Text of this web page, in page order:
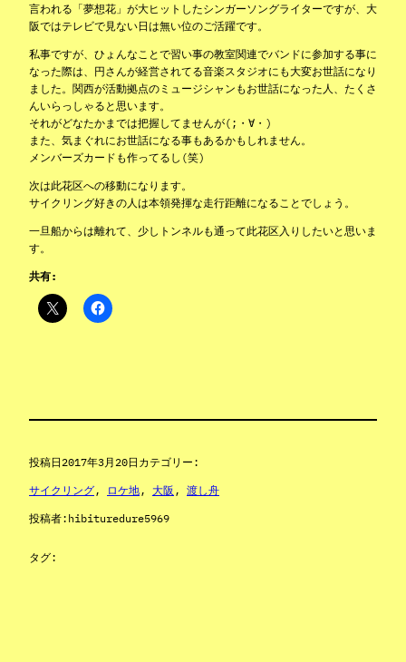
言われる「夢想花」が大ヒットしたシンガーソングライターですが、大
阪ではテレビで見ない日は無い位のご活躍です。
私事ですが、ひょんなことで習い事の教室関連でバンドに参加する事に
なった際は、円さんが経営されてる音楽スタジオにも大変お世話になり
ました。関西が活動拠点のミュージシャンもお世話になった人、たくさ
んいらっしゃると思います。
それがどなたかまでは把握してませんが(;・∀・)
また、気まぐれにお世話になる事もあるかもしれません。
メンバーズカードも作ってるし(笑)
次は此花区への移動になります。
サイクリング好きの人は本領発揮な走行距離になることでしょう。
一旦船からは離れて、少しトンネルも通って此花区入りしたいと思いま
す。
共有:
投稿日2017年3月20日 カテゴリー:
サイクリング, ロケ地, 大阪 , 渡し舟
投稿者: hibituredure5969
タグ: